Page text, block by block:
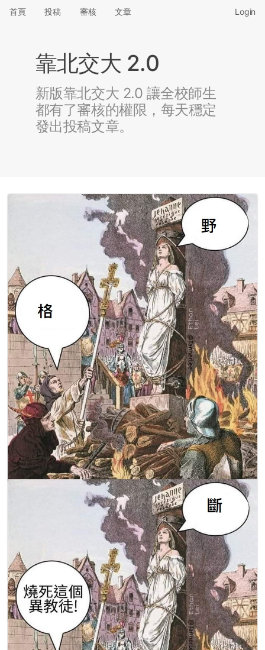
首頁 投稿 審核 文章 Login
靠北交大 2.0
新版靠北交大 2.0 讓全校師生
都有了審核的權限，每天穩定
發出投稿文章。